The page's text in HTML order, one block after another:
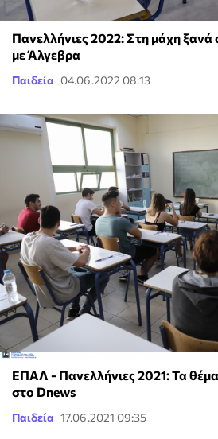
Πανελλήνιες 2022: Στη μάχη
με Άλγεβρα
Παιδεία 04.06.2022 08:13
ΕΠΑΛ - Πανελλήνιες 2021: Τα
στο Dnews
Παιδεία 17.06.2021 09:35